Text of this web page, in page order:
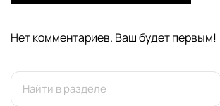
Нет комментариев. Ваш будет первым!